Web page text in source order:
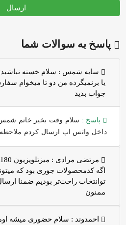
ارسال
پاسخ به سوالات شما
سايه شمس : سلام خسته
يا برنميگرده من دو تا ميخوام
جواب بديد
پاسخ : سلام وقت بخیر خانم
داخل واتس اپ ارسال کردم ملاحظه
مرتضی مرادی :
اگه کدمحصولات جوری بود که
توانتخاب راحت‌تر بودیم ضمنا
ممنون
احمدوند : سلام حضوری میشه اومد